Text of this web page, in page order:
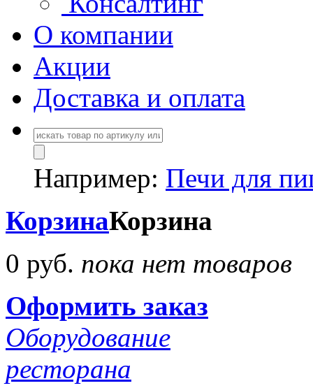
О компании
Акции
Доставка и оплата
Например: Печи для
КорзинаКорзина
0 руб. пока нет товаров
Оформить заказ
Оборудование
ресторана